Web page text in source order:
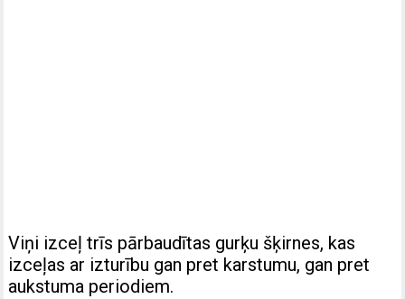
Viņi izceļ trīs pārbaudītas gurķu šķirnes, kas
izceļas ar izturību gan pret karstumu, gan pret
aukstuma periodiem.